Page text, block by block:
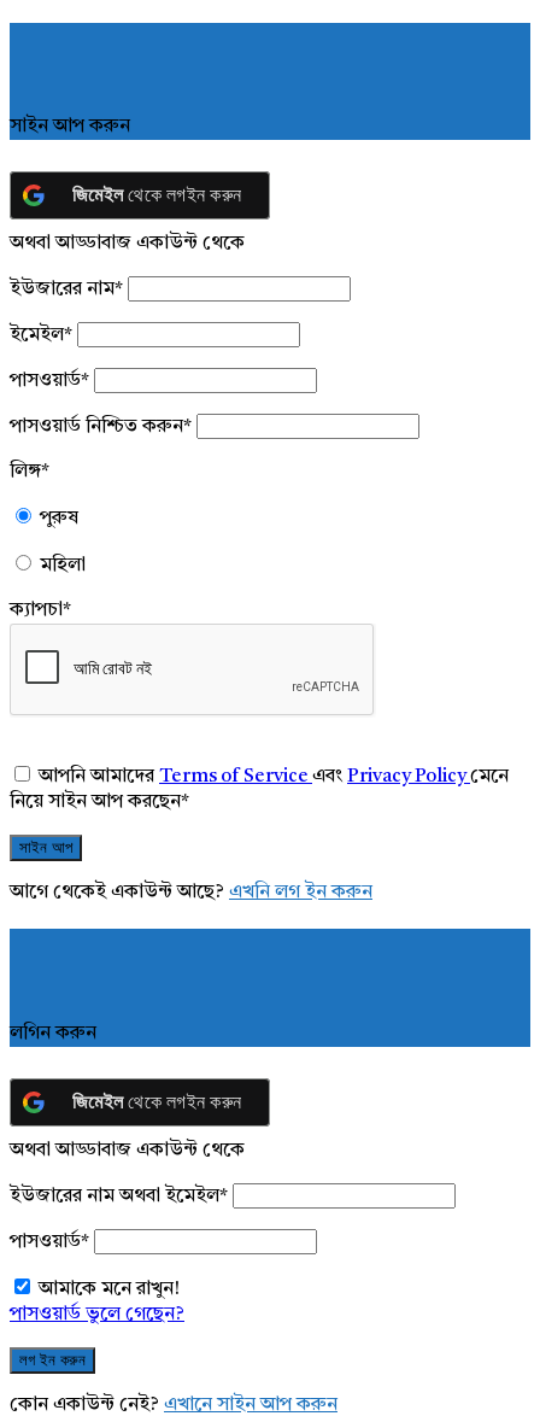
সাইন আপ করুন
জিমেইলথেকে লগইন করুন
অথবা আড্ডাবাজ একাউন্ট থেকে
ইউজারের নাম*
ইমেইল*
পাসওয়ার্ড*
পাসওয়ার্ড নিশ্চিত করুন*
লিঙ্গ*
পুরুষ
মহিলা
ক্যাপচা*
আপনি আমাদেরTerms of Service এবং Privacy Policyমেনে
নিয়ে সাইন আপ করছেন*
আগে থেকেই একাউন্ট আছে? এখনি লগ ইন করুন
লগিন করুন
জিমেইলথেকে লগইন করুন
অথবা আড্ডাবাজ একাউন্ট থেকে
ইউজারের নাম অথবা ইমেইল*
পাসওয়ার্ড*
আমাকে মনে রাখুন!
পাসওয়ার্ড ভুলে গেছেন?
কোন একাউন্ট নেই? এখানে সাইন আপ করুন